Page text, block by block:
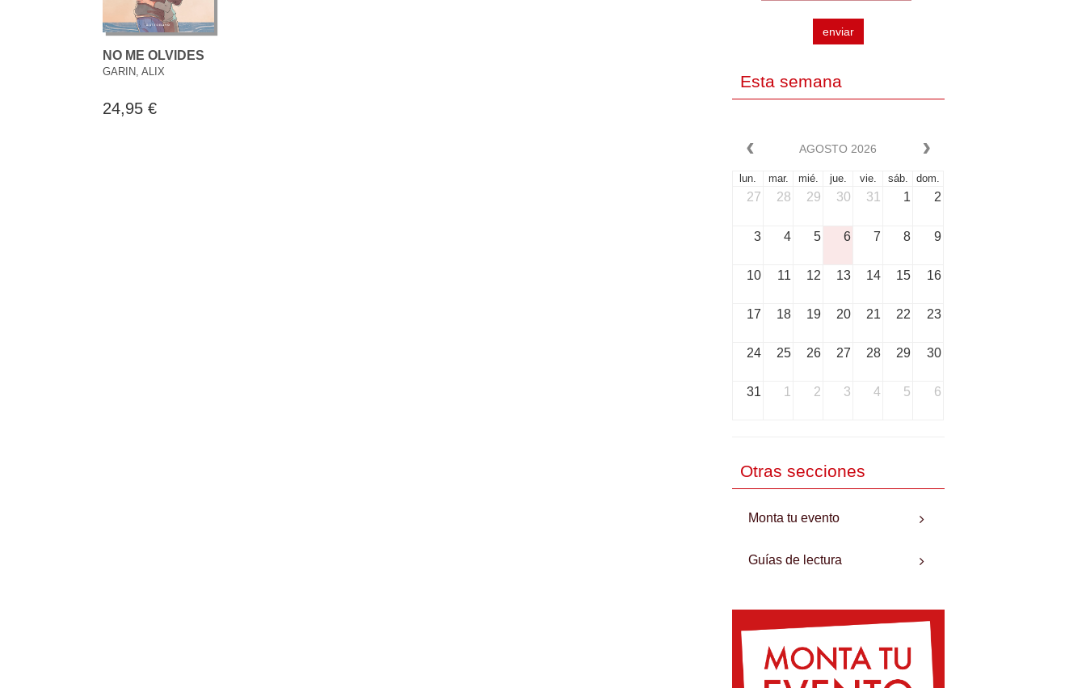
NO ME OLVIDES
GARIN, ALIX
24,95 €
enviar
Esta semana
AGOSTO 2026
lun. mar. mié. jue. vie. sáb. dom.
27 28 29 30 31 1 2
3 4 5 6 7 8 9
10 11 12 13 14 15 16
17 18 19 20 21 22 23
24 25 26 27 28 29 30
31 1 2 3 4 5 6
Otras secciones
Monta tu evento
Guías de lectura